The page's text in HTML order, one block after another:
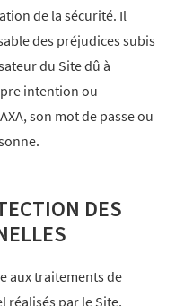
de la sécurité. Il
des préjudices subis
du Site dû à
intention ou
son mot de passe ou
DES
aux traitements de
réalisés par le Site,